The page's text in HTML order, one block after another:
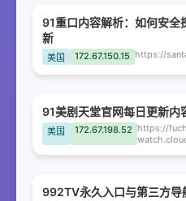
91重口内容解析：如何安全
新
美国 172.67.150.15
91美剧天堂官网每日更新内
美国 172.67.198.52 https://
992TV永久入口与第三方导